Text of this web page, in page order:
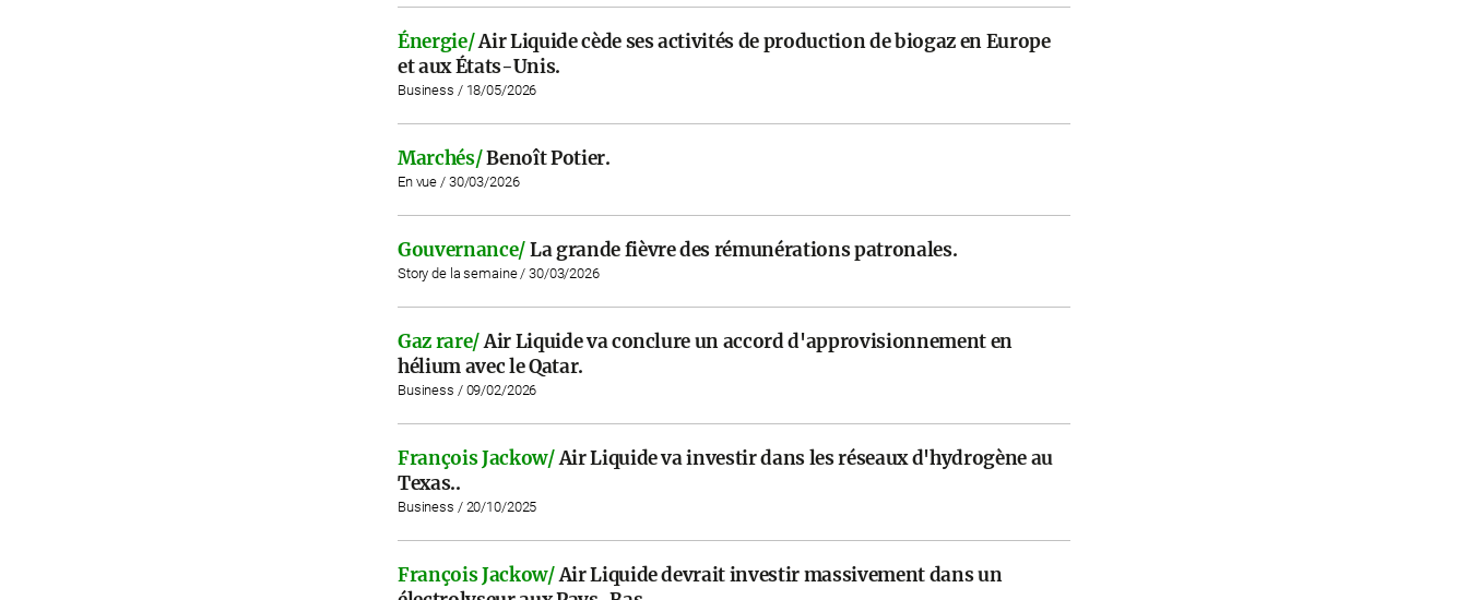
Énergie/Air Liquide cède ses activités de production de biogaz en Europe
et aux États-Unis.
Business / 18/05/2026
Marchés/Benoît Potier.
En vue / 30/03/2026
Gouvernance/La grande fièvre des rémunérations patronales.
Story de la semaine / 30/03/2026
Gaz rare/Air Liquide va conclure un accord d'approvisionnement en
hélium avec le Qatar.
Business / 09/02/2026
François Jackow/Air Liquide va investir dans les réseaux d'hydrogène au
Texas..
Business / 20/10/2025
François Jackow/Air Liquide devrait investir massivement dans un